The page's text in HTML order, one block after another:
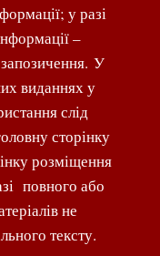
у разі
–
У
виданнях у
слід
сторінку
розміщення
повного або
не
тексту.